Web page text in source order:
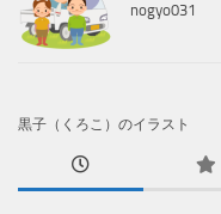
nogyo031
黒子（くろこ）のイラスト